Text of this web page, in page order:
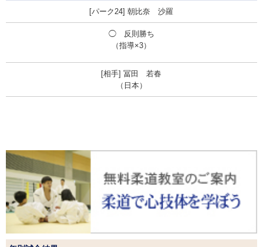
朝比奈 沙羅
◯ 反則勝ち
（指導×3）
冨田 若春
（日本）